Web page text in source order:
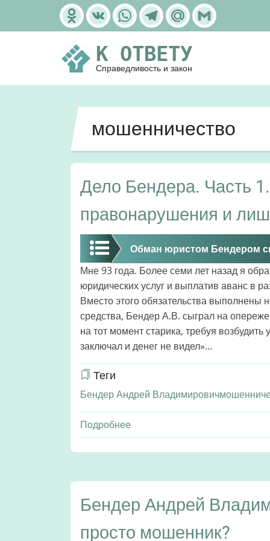
Odnoklassniki
VK WhatsAppTelegram
Mail.Ru
К ОТВЕТУ
Справедливость и закон
мошенничество
Дело Бендера. Часть
правонарушения и
Обман юристом Бендером
Мне 93 года. Более семи лет назад я
юридических услуг и выплатив аванс в
Вместо этого обязательства выполнены
средства, Бендер А.В. сыграл на
на тот момент старика, требуя
заключал и денег не видел»...
Теги
Бендер Андрей Владимирович
Подробнее
Дело
Бендера.
1.
Как
«карусель»
доследственных
Бендер Андрей
просто мошенник?